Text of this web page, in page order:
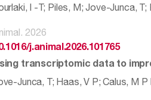
I -T; Piles, M; Jove-Junca,
2026
j.animal.2026.101765
transcriptomic data to
Junca, T; Haas, V P; Calus, M P